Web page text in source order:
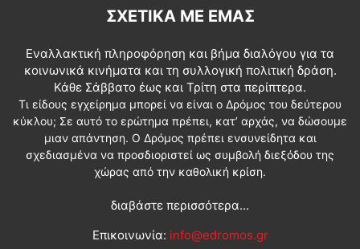
ΣΧΕΤΙΚΆ ΜΕ ΕΜΆΣ
Εναλλακτική πληροφόρηση και βήμα διαλόγου για τα
κοινωνικά κινήματα και τη συλλογική πολιτική δράση.
Κάθε Σάββατο έως και Τρίτη στα περίπτερα.
Τι είδους εγχείρημα μπορεί να είναι ο Δρόμος του δεύτερου
κύκλου; Σε αυτό το ερώτημα πρέπει, κατ’ αρχάς, να δώσουμε
μιαν απάντηση. Ο Δρόμος πρέπει ενσυνείδητα και
σχεδιασμένα να προσδιοριστεί ως συμβολή διεξόδου της
χώρας από την καθολική κρίση.
διαβάστε περισσότερα...
Επικοινωνία: info@edromos.gr